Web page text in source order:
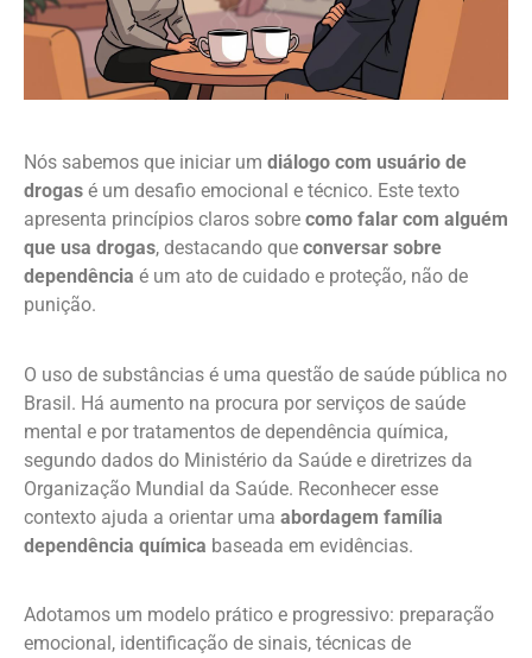
Nós sabemos que iniciar um diálogo com usuário de
drogas é um desafio emocional e técnico. Este texto
apresenta princípios claros sobre como falar com alguém
que usa drogas, destacando que conversar sobre
dependência é um ato de cuidado e proteção, não de
punição.
O uso de substâncias é uma questão de saúde pública no
Brasil. Há aumento na procura por serviços de saúde
mental e por tratamentos de dependência química,
segundo dados do Ministério da Saúde e diretrizes da
Organização Mundial da Saúde. Reconhecer esse
contexto ajuda a orientar uma abordagem família
dependência química baseada em evidências.
Adotamos um modelo prático e progressivo: preparação
emocional, identificação de sinais, técnicas de